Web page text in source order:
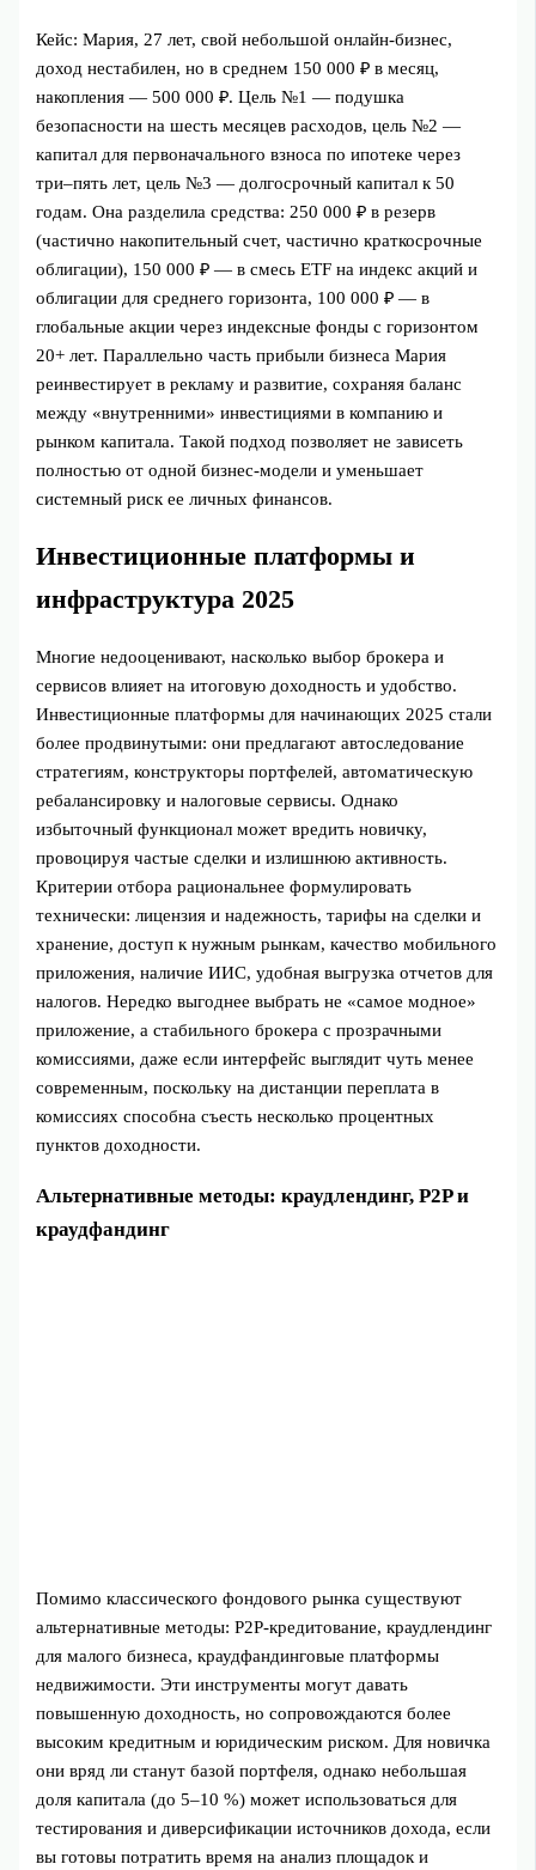
Кейс: Мария, 27 лет, свой небольшой онлайн-бизнес,
доход нестабилен, но в среднем 150 000 ₽ в месяц,
накопления — 500 000 ₽. Цель №1 — подушка
безопасности на шесть месяцев расходов, цель №2 —
капитал для первоначального взноса по ипотеке через
три–пять лет, цель №3 — долгосрочный капитал к 50
годам. Она разделила средства: 250 000 ₽ в резерв
(частично накопительный счет, частично краткосрочные
облигации), 150 000 ₽ — в смесь ETF на индекс акций и
облигации для среднего горизонта, 100 000 ₽ — в
глобальные акции через индексные фонды с горизонтом
20+ лет. Параллельно часть прибыли бизнеса Мария
реинвестирует в рекламу и развитие, сохраняя баланс
между «внутренними» инвестициями в компанию и
рынком капитала. Такой подход позволяет не зависеть
полностью от одной бизнес-модели и уменьшает
системный риск ее личных финансов.
Инвестиционные платформы и
инфраструктура 2025
Многие недооценивают, насколько выбор брокера и
сервисов влияет на итоговую доходность и удобство.
Инвестиционные платформы для начинающих 2025 стали
более продвинутыми: они предлагают автоследование
стратегиям, конструкторы портфелей, автоматическую
ребалансировку и налоговые сервисы. Однако
избыточный функционал может вредить новичку,
провоцируя частые сделки и излишнюю активность.
Критерии отбора рациональнее формулировать
технически: лицензия и надежность, тарифы на сделки и
хранение, доступ к нужным рынкам, качество мобильного
приложения, наличие ИИС, удобная выгрузка отчетов для
налогов. Нередко выгоднее выбрать не «самое модное»
приложение, а стабильного брокера с прозрачными
комиссиями, даже если интерфейс выглядит чуть менее
современным, поскольку на дистанции переплата в
комиссиях способна съесть несколько процентных
пунктов доходности.
Альтернативные методы: краудлендинг, P2P и
краудфандинг
Помимо классического фондового рынка существуют
альтернативные методы: P2P-кредитование, краудлендинг
для малого бизнеса, краудфандинговые платформы
недвижимости. Эти инструменты могут давать
повышенную доходность, но сопровождаются более
высоким кредитным и юридическим риском. Для новичка
они вряд ли станут базой портфеля, однако небольшая
доля капитала (до 5–10 %) может использоваться для
тестирования и диверсификации источников дохода, если
вы готовы потратить время на анализ площадок и